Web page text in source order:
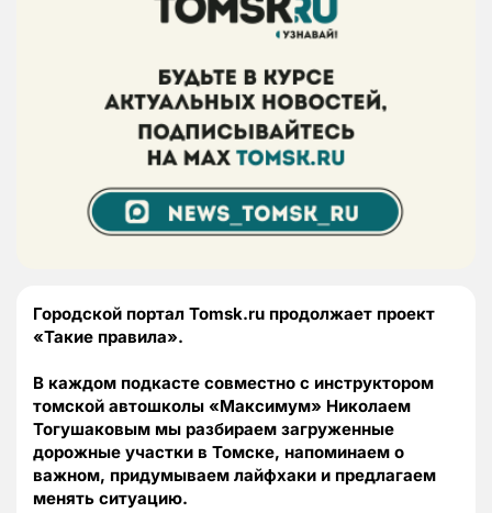
Городской портал Tomsk.ru продолжает проект
«Такие правила».
В каждом подкасте совместно с инструктором
томской автошколы «Максимум» Николаем
Тогушаковым мы разбираем загруженные
дорожные участки в Томске, напоминаем о
важном, придумываем лайфхаки и предлагаем
менять ситуацию.